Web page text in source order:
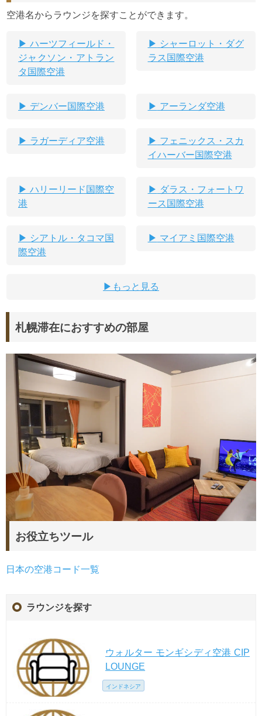
空港名からラウンジを探すことができます。
ハーツフィールド・
ジャクソン・アトラン
タ国際空港
シャーロット・ダグ
ラス国際空港
デンバー国際空港 アーランダ空港
ラガーディア空港
フェニックス・スカ
イハーバー国際空港
ハリーリード国際空
港
ダラス・フォートワ
ース国際空港
シアトル・タコマ国
際空港
マイアミ国際空港
もっと見る
札幌滞在におすすめの部屋
お役立ちツール
日本の空港コード一覧
ラウンジを探す
ウォルター モンギシディ空港 CIP
LOUNGE
インドネシア